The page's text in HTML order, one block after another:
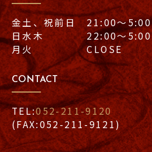
金土、祝前日 21:00〜5:00
日水木 22:00〜5:00
月火 CLOSE
CONTACT
TEL:052-211-9120
(FAX:052-211-9121)